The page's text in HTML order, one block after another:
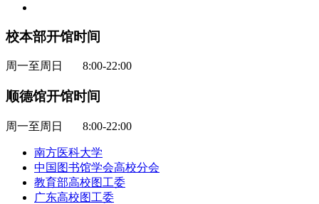
校本部开馆时间
周一至周日 8:00-22:00
顺德馆开馆时间
周一至周日 8:00-22:00
南方医科大学
中国图书馆学会高校分会
教育部高校图工委
广东高校图工委